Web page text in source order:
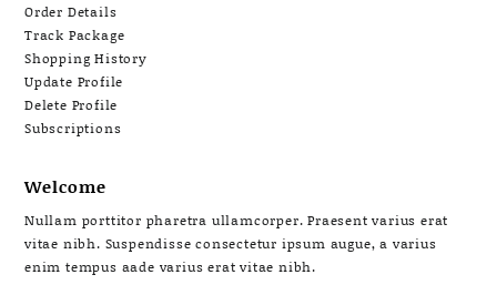
Order Details
Track Package
Shopping History
Update Profile
Delete Profile
Subscriptions
Welcome
Nullam porttitor pharetra ullamcorper. Praesent varius erat
vitae nibh. Suspendisse consectetur ipsum augue, a varius
enim tempus aade varius erat vitae nibh.